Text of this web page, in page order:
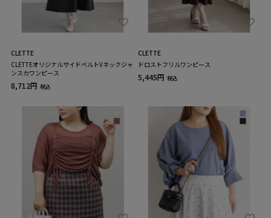
CLETTE
CLETTEオリジナルサイドベルトVネックジャ
ンスカワンピース
8,712円 税込
CLETTE
ドロストフリルワンピース
5,445円 税込